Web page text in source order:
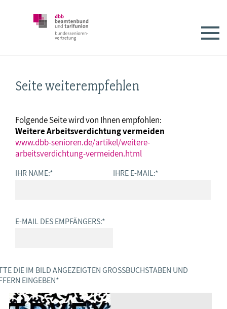
Seite weiterempfehlen
Folgende Seite wird von Ihnen empfohlen:
Weitere Arbeitsverdichtung vermeiden
www.dbb-senioren.de/artikel/weitere-
arbeitsverdichtung-vermeiden.html
IHR NAME:* IHRE E-MAIL:*
E-MAIL DES EMPFÄNGERS:*
DIE IM BILD ANGEZEIGTEN GROSSBUCHSTABEN UND Z
EINGEBEN *